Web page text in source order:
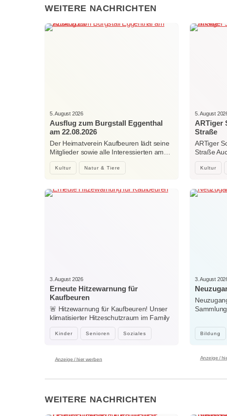
WEITERE NACHRICHTEN
Kultur Natur & Tiere
5. August 2026
Ausflug zum Burgstall Eggenthal
am 22.08.2026
Der Heimatverein Kaufbeuren lädt seine
Mitglieder sowie alle Interessierten am…
Kultur
5. August
ARTiger
Straße
ARTiger
Straße
Kinder Senioren Soziales
3. August 2026
Erneute Hitzewarnung für
Kaufbeuren
🚨 Hitzewarnung für Kaufbeuren! Unser
klimatisierter Hitzeschutzraum im Family
Center…
Bildung
3. August
Anzeige / hier werben Anzeige /
WEITERE NACHRICHTEN